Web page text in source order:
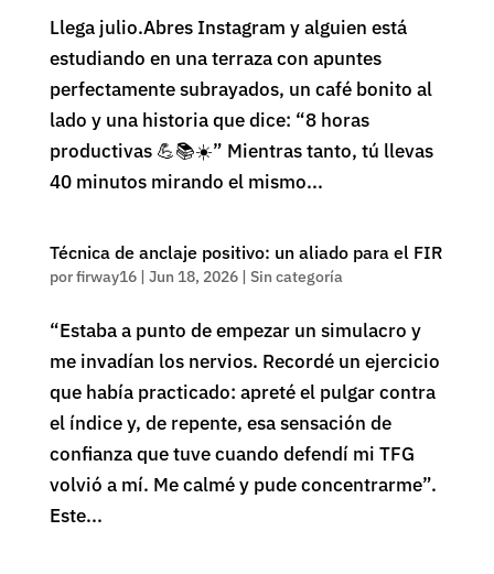
Llega julio.Abres Instagram y alguien está
estudiando en una terraza con apuntes
perfectamente subrayados, un café bonito al
lado y una historia que dice: “8 horas
productivas 💪📚☀️” Mientras tanto, tú llevas
40 minutos mirando el mismo...
Técnica de anclaje positivo: un aliado para el FIR
porfirway16| Jun 18, 2026| Sin categoría
“Estaba a punto de empezar un simulacro y
me invadían los nervios. Recordé un ejercicio
que había practicado: apreté el pulgar contra
el índice y, de repente, esa sensación de
confianza que tuve cuando defendí mi TFG
volvió a mí. Me calmé y pude concentrarme”.
Este...